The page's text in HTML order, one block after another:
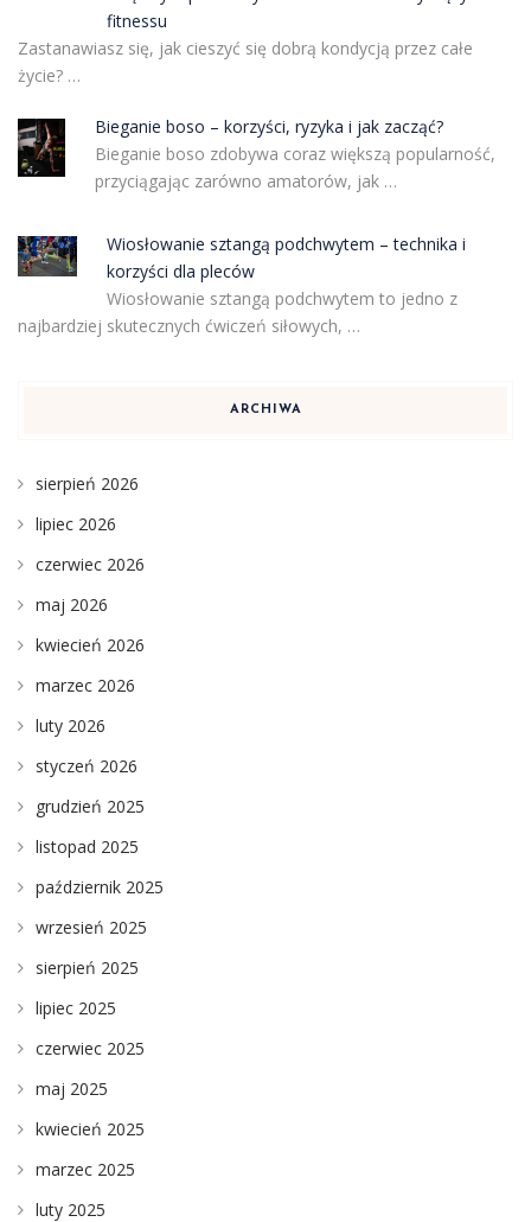
fitnessu
Zastanawiasz się, jak cieszyć się dobrą kondycją przez całe
życie? …
Bieganie boso – korzyści, ryzyka i jak zacząć?
Bieganie boso zdobywa coraz większą popularność,
przyciągając zarówno amatorów, jak …
Wiosłowanie sztangą podchwytem – technika i
korzyści dla pleców
Wiosłowanie sztangą podchwytem to jedno z
najbardziej skutecznych ćwiczeń siłowych, …
ARCHIWA
sierpień 2026
lipiec 2026
czerwiec 2026
maj 2026
kwiecień 2026
marzec 2026
luty 2026
styczeń 2026
grudzień 2025
listopad 2025
październik 2025
wrzesień 2025
sierpień 2025
lipiec 2025
czerwiec 2025
maj 2025
kwiecień 2025
marzec 2025
luty 2025